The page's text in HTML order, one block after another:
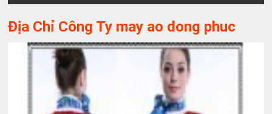
Địa Chỉ Công Ty may ao dong phuc